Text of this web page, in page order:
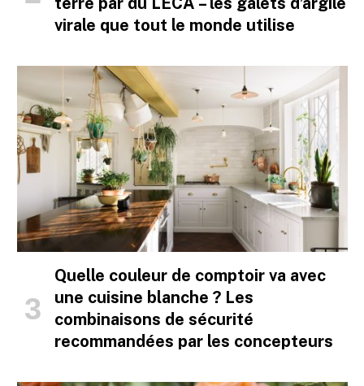
virale que tout le monde utilise
Quelle couleur de comptoir va avec
une cuisine blanche ? Les
combinaisons de sécurité
recommandées par les concepteurs